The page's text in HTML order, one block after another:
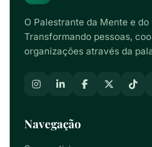
O Palestrante da Mente e do
Transformando pessoas,
organizações através da
Navegação